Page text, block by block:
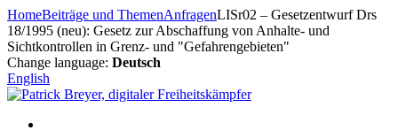
Zum
Inhalt
springen
HomeBeiträge und ThemenAnfragenLISr02 – Gesetzentwurf Drs
18/1995 (neu): Gesetz zur Abschaffung von Anhalte- und
Sichtkontrollen in Grenz- und "Gefahrengebieten"
Change language: Deutsch
English